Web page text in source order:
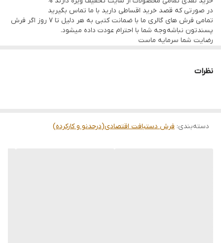
در صورتی که قصد خرید اقساطی دارید با ما تماس بگیرید
تمامی فرش های گالری ما با ضمانت کتبی به هر دلیل تا 7 روز اگر فرش
پسندتون نباشه وجه شما با احترام عودت داده میشود.
رضایت شما سرمایه ماست
از فلسطین اشعالی) پذیرفته میشود
نظرات
دسته‌بندی: فرش دستبافت اقتصادی(درحدنو و کارکرده)